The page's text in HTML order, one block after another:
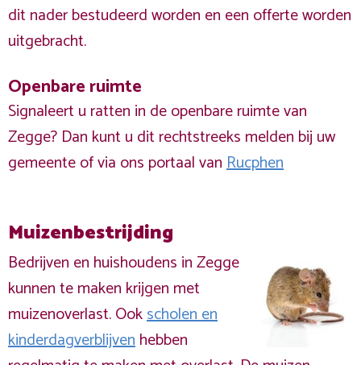
dit nader bestudeerd worden en een offerte worden
uitgebracht.
Openbare ruimte
Signaleert u ratten in de openbare ruimte van
Zegge? Dan kunt u dit rechtstreeks melden bij uw
gemeente of via ons portaal vanRucphen
Muizenbestrijding
Bedrijven en huishoudens in Zegge
kunnen te maken krijgen met
muizenoverlast. Ookscholen en
kinderdagverblijvenhebben